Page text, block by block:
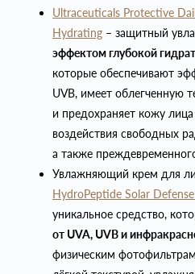
Ultraceuticals Protective
Hydrating – защитный
эффектом глубокой
которые обеспечивают
UVB, имеет облегченную
и предохраняет кожу лица
воздействия свободных
а также
Увлажняющий крем для
HydroPeptide Solar
уникальное средство,
от UVA, UVB и
физическим